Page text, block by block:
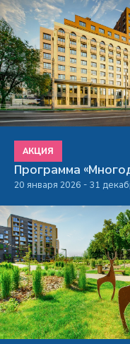
АКЦИЯ
Программа
20 января 2026 - 31